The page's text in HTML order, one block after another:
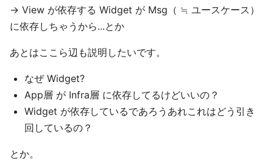
→ View が依存する Widget が Msg（ ≒ ユースケース）
に依存しちゃうから...とか
あとはここら辺も説明したいです。
なぜ Widget?
App層 が Infra層 に依存してるけどいいの？
Widget が依存しているであろうあれこれはどう引き
回しているの？
とか。